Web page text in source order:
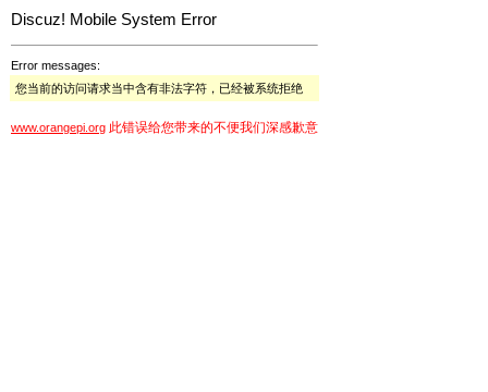
Discuz! Mobile System Error
Error messages:
您当前的访问请求当中含有非法字符，已经被系统拒绝
www.orangepi.org 此错误给您带来的不便我们深感歉意